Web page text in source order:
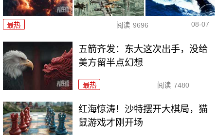
最热 阅读 9696 08-07
五箭齐发：东大这次出手，没给
美方留半点幻想
最热 阅读 7480
红海惊涛！沙特摆开大棋局，猫
鼠游戏才刚开场